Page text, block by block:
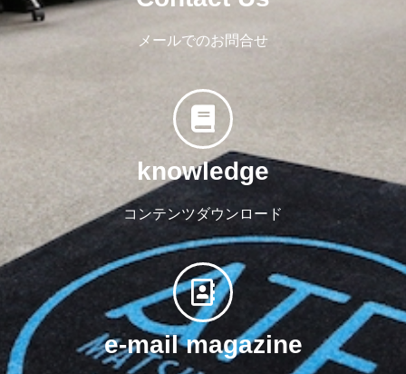
メールでのお問合せ
knowledge
コンテンツダウンロード
e-mail magazine